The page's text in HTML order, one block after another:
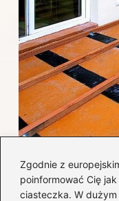
Zgodnie z
poinformować Cię
ciasteczka. W
Jak
betonowy, by
błędów i